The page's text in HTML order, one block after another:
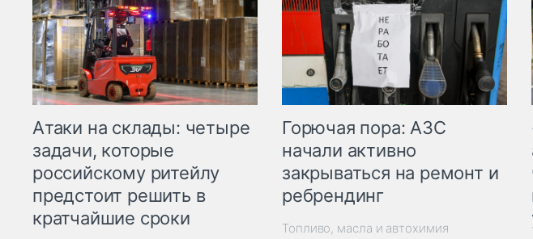
Атаки на склады: четыре
задачи, которые
российскому ритейлу
предстоит решить в
кратчайшие сроки
Горючая пора: АЗС
начали активно
закрываться на ремонт и
ребрендинг
Топливо, масла и автохимия